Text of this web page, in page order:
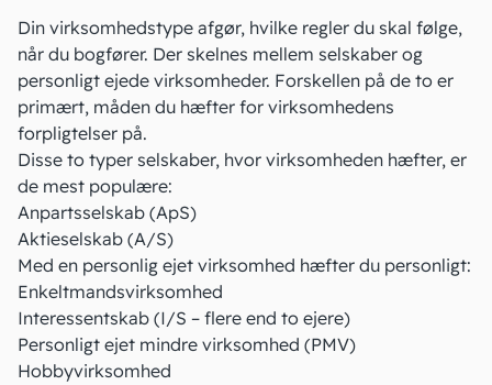
Din virksomhedstype afgør, hvilke regler du skal følge,
når du bogfører. Der skelnes mellem selskaber og
personligt ejede virksomheder. Forskellen på de to er
primært, måden du hæfter for virksomhedens
forpligtelser på.
Disse to typer selskaber, hvor virksomheden hæfter, er
de mest populære:
Anpartsselskab (ApS)
Aktieselskab (A/S)
Med en personlig ejet virksomhed hæfter du personligt:
Enkeltmandsvirksomhed
Interessentskab (I/S – flere end to ejere)
Personligt ejet mindre virksomhed (PMV)
Hobbyvirksomhed